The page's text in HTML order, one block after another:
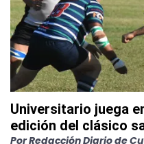
Universitario juega
edición del clásico
PorRedacción Diario de